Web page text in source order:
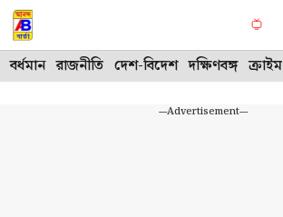
Skip
to
content
বর্ধমান রাজনীতি দেশ-বিদেশ দক্ষিণবঙ্গ ক্রাইম
---Advertisement---